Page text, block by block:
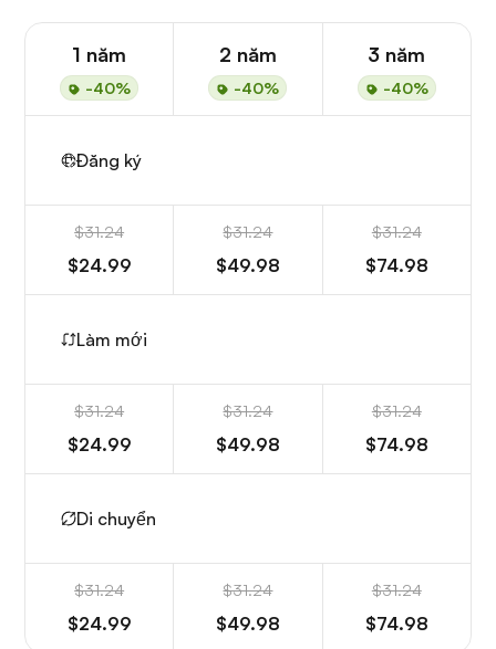
1 năm
-40%
2 năm
-40%
3 năm
-40%
Đăng ký
$31.24
$24.99
$31.24
$49.98
$31.24
$74.98
Làm mới
$31.24
$24.99
$31.24
$49.98
$31.24
$74.98
Di chuyển
$31.24
$24.99
$31.24
$49.98
$31.24
$74.98